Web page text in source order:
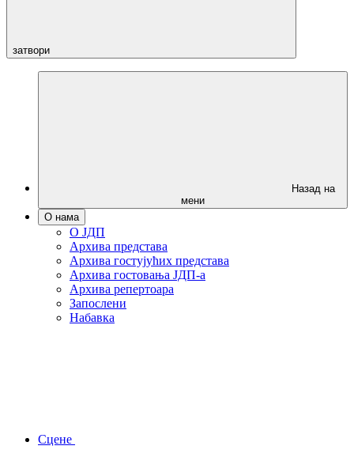
затвори
Назад на
мени
О нама
О ЈДП
Архива представа
Архива гостујућих представа
Архива гостовања ЈДП-а
Архива репертоара
Запослени
Набавка
Сцене